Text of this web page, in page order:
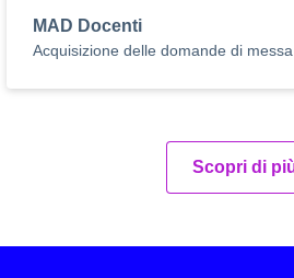
MAD Docenti
Acquisizione delle domande di
Scopri di